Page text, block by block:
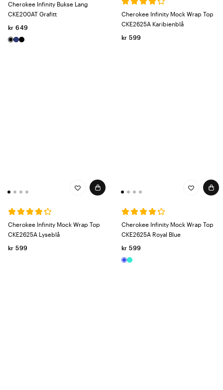
Cherokee Infinity Bukse Lang
CKE200AT Grafitt
kr 649
Cherokee Infinity Mock Wrap Top
CKE2625A Karibienblå
kr 599
Cherokee Infinity Mock Wrap Top
CKE2625A Lyseblå
kr 599
Cherokee Infinity Mock Wrap Top
CKE2625A Royal Blue
kr 599